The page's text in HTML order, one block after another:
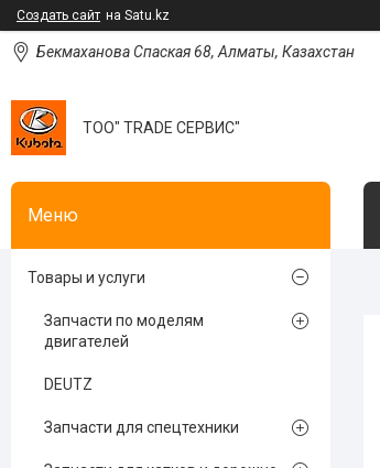
Создать сайт на Satu.kz
Бекмаханова Спаская 68, Алматы, Казахстан
ТОО" TRADE СЕРВИС"
Товары и услуги
Запчасти по моделям
двигателей
DEUTZ
Запчасти для спецтехники